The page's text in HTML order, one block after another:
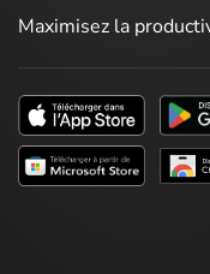
Maximisez la